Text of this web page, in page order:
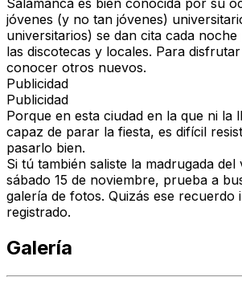
Salamanca es bien conocida por su
jóvenes (y no tan jóvenes)
universitarios) se dan cita cada
las discotecas y locales. Para
conocer otros nuevos.
Publicidad
Publicidad
Porque en esta ciudad en la que ni la
capaz de parar la fiesta, es difícil
pasarlo bien.
Si tú también saliste la madrugada del
sábado 15 de noviembre, prueba a
galería de fotos. Quizás ese recuerdo
registrado.
Galería